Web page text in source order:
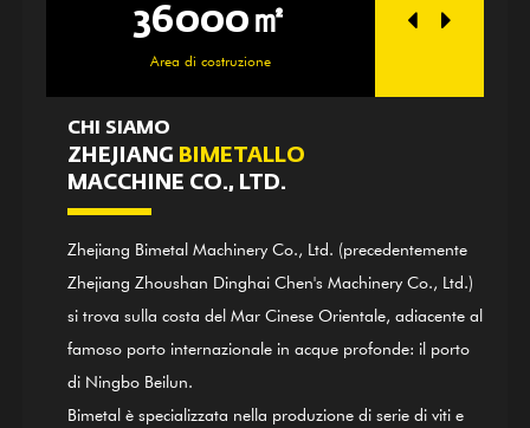
36000㎡
Area di costruzione
CHI SIAMO
ZHEJIANG BIMETALLO
MACCHINE CO., LTD.
Zhejiang Bimetal Machinery Co., Ltd. (precedentemente
Zhejiang Zhoushan Dinghai Chen's Machinery Co., Ltd.)
si trova sulla costa del Mar Cinese Orientale, adiacente al
famoso porto internazionale in acque profonde: il porto
di Ningbo Beilun.
Bimetal è specializzata nella produzione di serie di viti e